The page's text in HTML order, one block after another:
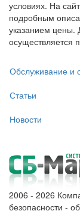
условиях. На
подробным
указанием цены.
осуществляется
Обслуживание и
Статьи
Новости
2006 - 2026
безопасности -